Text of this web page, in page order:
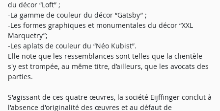
du décor “Loft” ;
-La gamme de couleur du décor “Gatsby” ;
-Les formes graphiques et monumentales du décor “XXL
Marquetry”;
-Les aplats de couleur du “Néo Kubist”.
Elle note que les ressemblances sont telles que la clientèle
s'y est trompée, au même titre, d’ailleurs, que les avocats des
parties.
S'agissant de ces quatre œuvres, la société Eijffinger conclut à
l'absence d'originalité des œuvres et au défaut de